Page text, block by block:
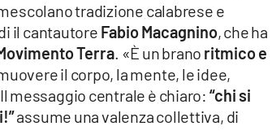
tradizione calabrese e
il cantautore Fabio Macagnino, che ha
Terra. «È un brano ritmico e
il corpo, la mente, le idee,
centrale è chiaro: “chi si
assume una valenza collettiva, di